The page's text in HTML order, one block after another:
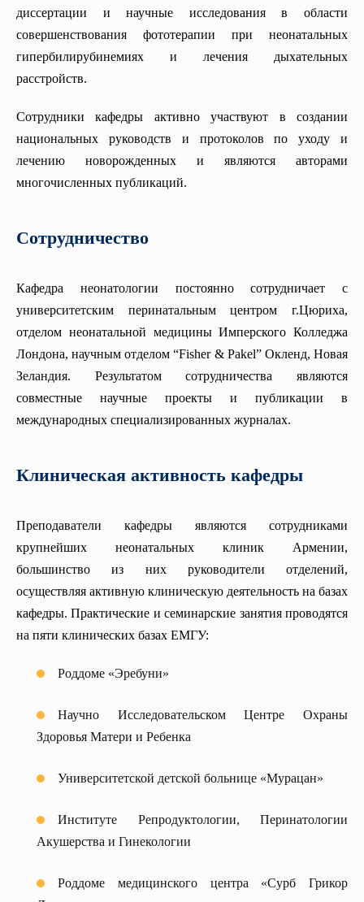
диссертации и научные исследования в области
совершенствования фототерапии при неонатальных
гипербилирубинемиях и лечения дыхательных
расстройств.
Сотрудники кафедры активно участвуют в создании
национальных руководств и протоколов по уходу и
лечению новорожденных и являются авторами
многочисленных публикаций.
Сотрудничество
Кафедра неонатологии постоянно сотрудничает с
университетским перинатальным центром г.Цюриха,
отделом неонатальной медицины Имперского Колледжа
Лондона, научным отделом “Fisher & Pakel” Окленд, Новая
Зеландия. Результатом сотрудничества являются
совместные научные проекты и публикации в
международных специализированных журналах.
Клиническая активность кафедры
Преподаватели кафедры являются сотрудниками
крупнейших неонатальных клиник Армении,
большинство из них руководители отделений,
осуществляя активную клиническую деятельность на базах
кафедры. Практические и семинарские занятия проводятся
на пяти клинических базах ЕМГУ:
Роддоме «Эребуни»
Научно Исследовательском Центре Охраны
Здоровья Матери и Ребенка
Университетской детской больнице «Мурацан»
Институте Репродуктологии, Перинатологии
Акушерства и Гинекологии
Роддоме медицинского центра «Сурб Грикор